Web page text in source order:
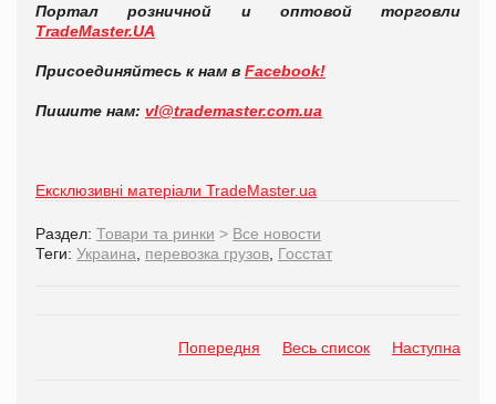
Портал розничной и оптовой торговли
TradeMaster.UA
Присоединяйтесь к нам в Facebook!
Пишите нам: vl@trademaster.com.ua
Ексклюзивні матеріали TradeMaster.ua
Раздел: Товари та ринки > Все новости
Теги: Украина перевозка грузов Госстат
Попередня Весь список Наступна